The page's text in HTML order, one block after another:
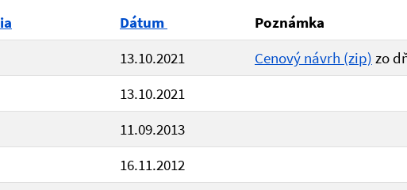
Dátum
Poznámka
13.10.2021 Cenový návrh (zip) zo
13.10.2021
11.09.2013
16.11.2012